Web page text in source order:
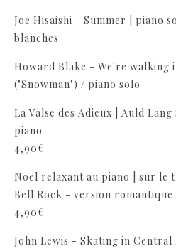
Joe Hisaishi - Summer | piano
blanches
Howard Blake - We're walking
("Snowman") / piano solo
La Valse des Adieux | Auld
piano
4,90€
Noël relaxant au piano | sur le
Bell Rock - version romantique
4,90€
John Lewis - Skating in Central